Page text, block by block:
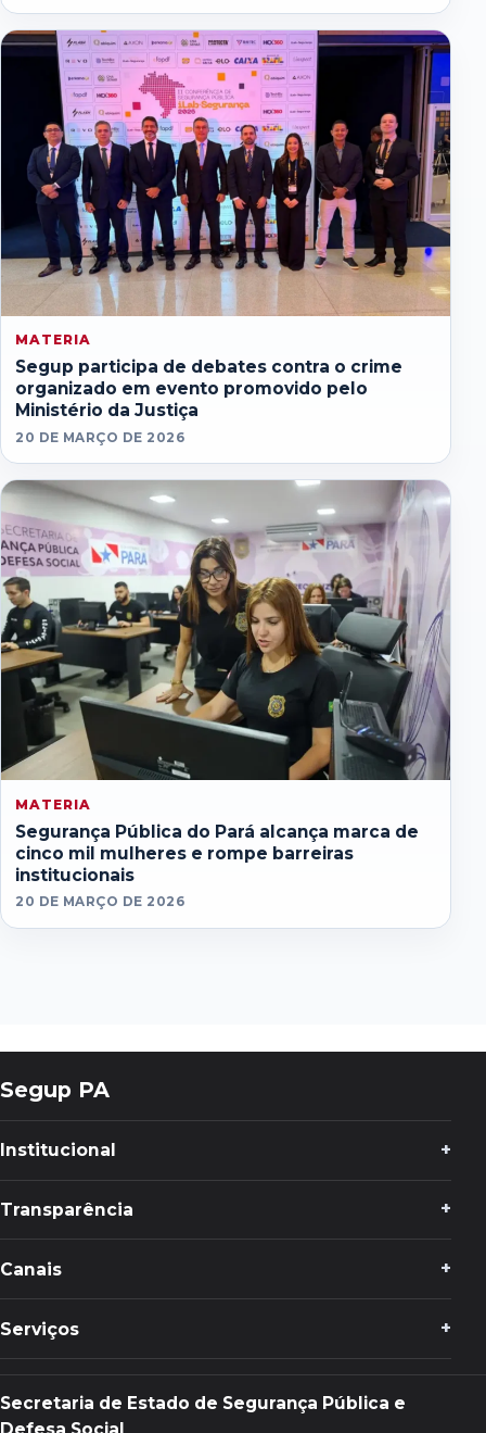
MATERIA
Segup participa de debates contra o crime
organizado em evento promovido pelo
Ministério da Justiça
20 DE MARÇO DE 2026
MATERIA
Segurança Pública do Pará alcança marca de
cinco mil mulheres e rompe barreiras
institucionais
20 DE MARÇO DE 2026
Segup PA
Institucional
Transparência
Canais
Serviços
Secretaria de Estado de Segurança Pública e